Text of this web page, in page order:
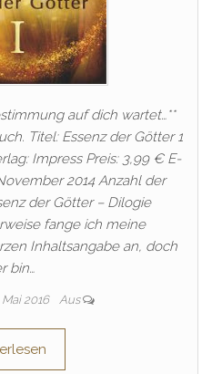
auf dich wartet…**
Titel: Essenz der Götter 1
Impress Preis: 3,99 € E-
2014 Anzahl der
der Götter – Dilogie
fange ich meine
Inhaltsangabe an, doch
bin…
Mai 2016 Aus